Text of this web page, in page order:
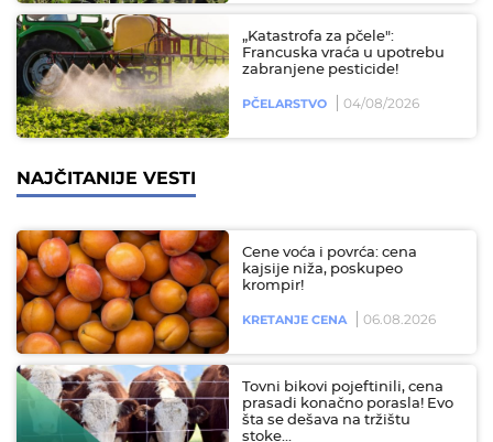
„Katastrofa za pčele":
Francuska vraća u upotrebu
zabranjene pesticide!
PČELARSTVO 04/08/2026
NAJČITANIJE VESTI
Cene voća i povrća: cena
kajsije niža, poskupeo
krompir!
KRETANJE CENA 06.08.2026
Tovni bikovi pojeftinili, cena
prasadi konačno porasla! Evo
šta se dešava na tržištu
stoke…